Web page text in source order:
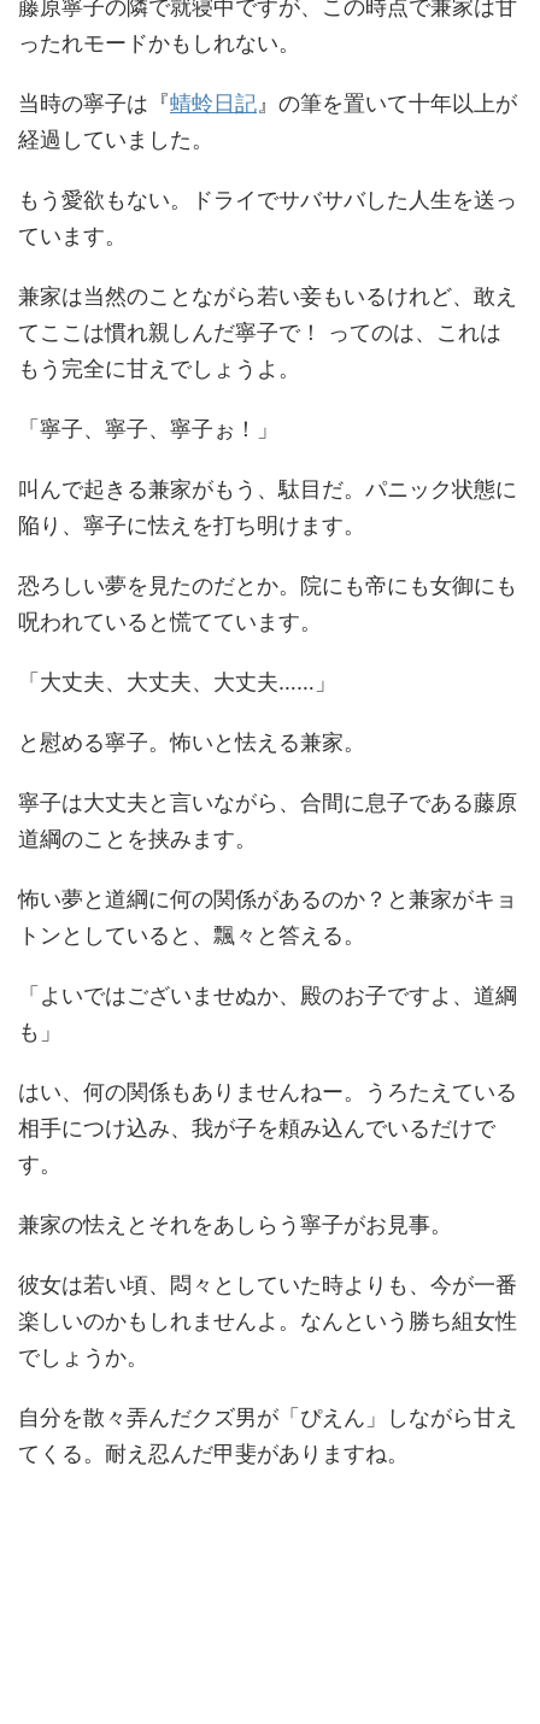
藤原寧子の隣で就寝中ですが、この時点で兼家は甘
ったれモードかもしれない。
当時の寧子は『蜻蛉日記 』の筆を置いて十年以上が
経過していました。
もう愛欲もない。ドライでサバサバした人生を送っ
ています。
兼家は当然のことながら若い妾もいるけれど、敢え
てここは慣れ親しんだ寧子で！ ってのは、これは
もう完全に甘えでしょうよ。
「寧子、寧子、寧子ぉ！」
叫んで起きる兼家がもう、駄目だ。パニック状態に
陥り、寧子に怯えを打ち明けます。
恐ろしい夢を見たのだとか。院にも帝にも女御にも
呪われていると慌てています。
「大丈夫、大丈夫、大丈夫……」
と慰める寧子。怖いと怯える兼家。
寧子は大丈夫と言いながら、合間に息子である藤原
道綱のことを挟みます。
怖い夢と道綱に何の関係があるのか？と兼家がキョ
トンとしていると、飄々と答える。
「よいではございませぬか、殿のお子ですよ、道綱
も」
はい、何の関係もありませんねー。うろたえている
相手につけ込み、我が子を頼み込んでいるだけで
す。
兼家の怯えとそれをあしらう寧子がお見事。
彼女は若い頃、悶々としていた時よりも、今が一番
楽しいのかもしれませんよ。なんという勝ち組女性
でしょうか。
自分を散々弄んだクズ男が「ぴえん」しながら甘え
てくる。耐え忍んだ甲斐がありますね。